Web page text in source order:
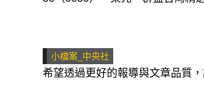
小檔案_中央社
希望透過更好的報導與文章品質